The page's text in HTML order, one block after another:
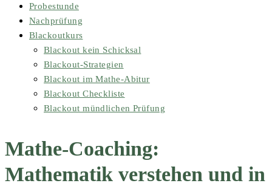
Probestunde
Nachprüfung
Blackoutkurs
Blackout kein Schicksal
Blackout-Strategien
Blackout im Mathe-Abitur
Blackout Checkliste
Blackout mündlichen Prüfung
Mathe-Coaching:
Mathematik verstehen und in